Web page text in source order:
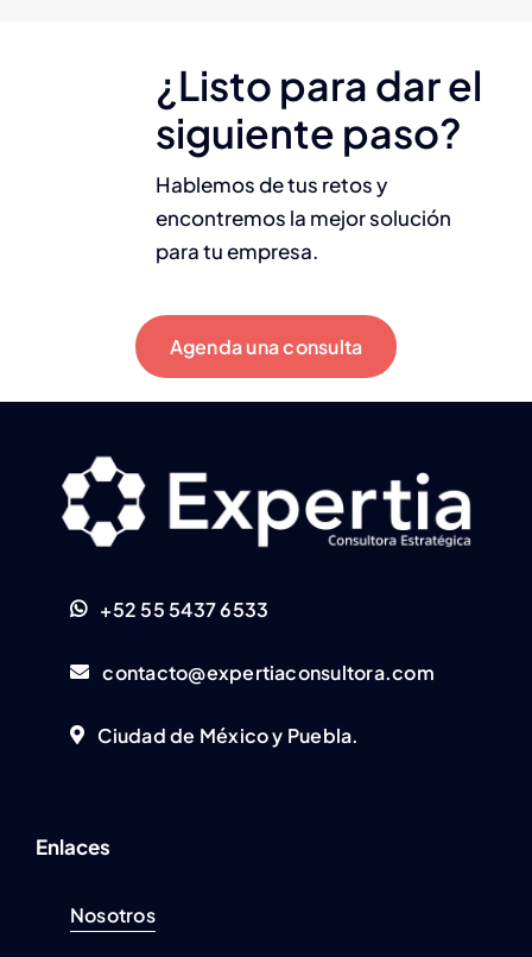
¿Listo para dar el
siguiente paso?
Hablemos de tus retos y
encontremos la mejor solución
para tu empresa.
Agenda una consulta
+52 55 5437 6533
contacto@expertiaconsultora.com
Ciudad de México y Puebla.
Enlaces
Nosotros